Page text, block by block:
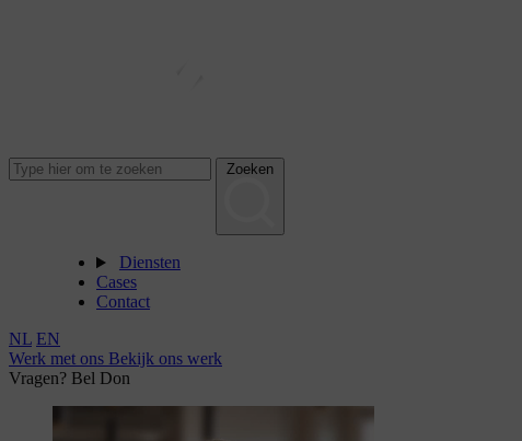
Zoeken
Diensten
Cases
Contact
NL EN
Werk met ons Bekijk ons werk
Vragen? Bel Don